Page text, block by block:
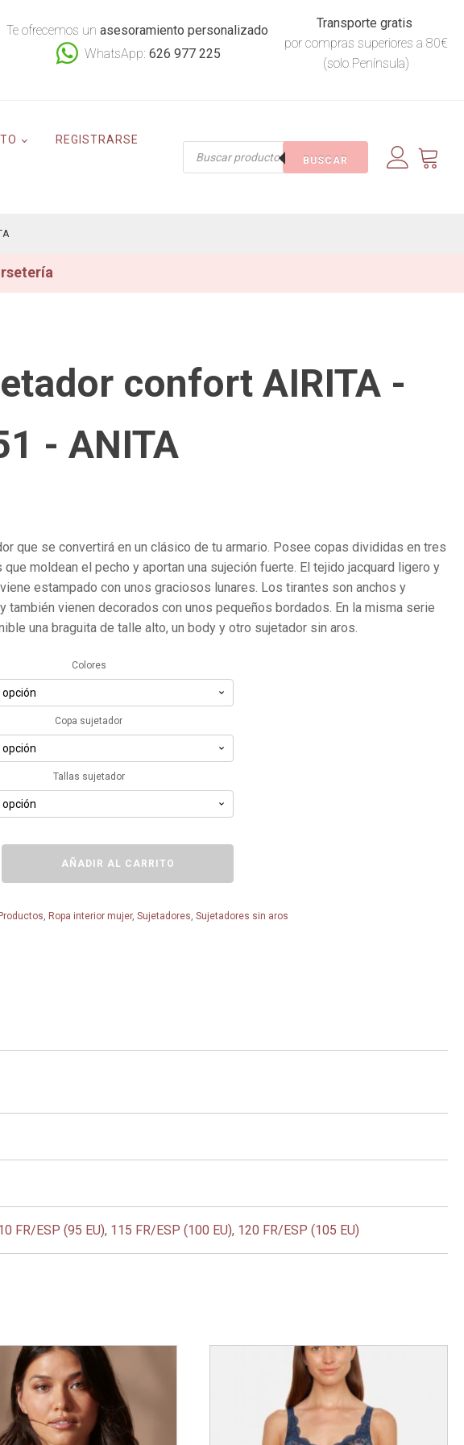
Te ofrecemos un asesoramiento personalizado
WhatsApp: 626 977 225
Transporte gratis
por compras superiores a 80€
(solo Península)
REGISTRARSE
Búsqueda
BUSCAR
confort AIRITA -
- ANITA
que se convertirá en un clásico de tu armario. Posee copas divididas en tres
moldean el pecho y aportan una sujeción fuerte. El tejido jacquard ligero y
estampado con unos graciosos lunares. Los tirantes son anchos y
también vienen decorados con unos pequeños bordados. En la misma serie
una braguita de talle alto, un body y otro sujetador sin aros.
Colores
Copa sujetador
Tallas sujetador
AÑADIR AL CARRITO
Productos, Ropa interior mujer,Sujetadores,Sujetadores sin aros
FR/ESP (95 EU), 115 FR/ESP (100 EU), 120 FR/ESP (105 EU)
variantes.